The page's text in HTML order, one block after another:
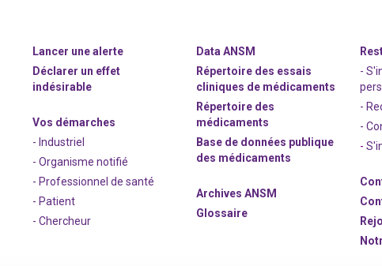
Lancer une alerte
Déclarer un effet
indésirable
Vos démarches
- Industriel
- Organisme notifié
- Professionnel de santé
- Patient
- Chercheur
Data ANSM
Répertoire des essais
cliniques de médicaments
Répertoire des
médicaments
Base de données publique
des médicaments
Archives ANSM
Glossaire
-
-
-
-